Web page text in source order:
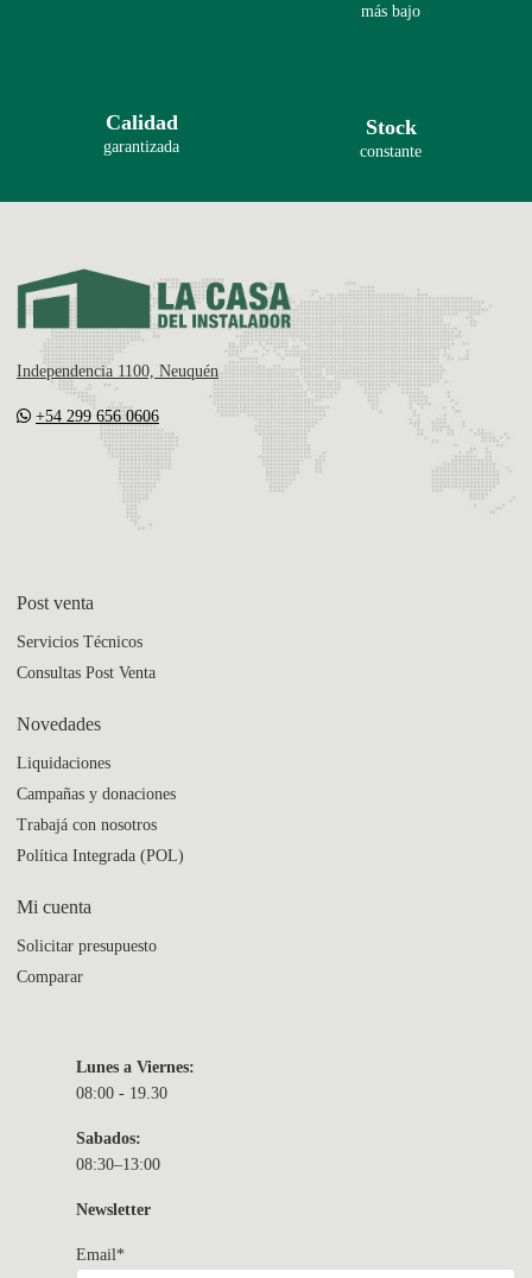
más bajo
Calidad
garantizada
Stock
constante
Independencia 1100, Neuquén
+54 299 656 0606
Post venta
Servicios Técnicos
Consultas Post Venta
Novedades
Liquidaciones
Campañas y donaciones
Trabajá con nosotros
Política Integrada (POL)
Mi cuenta
Solicitar presupuesto
Comparar
Lunes a Viernes:
08:00 - 19.30
Sabados:
08:30–13:00
Newsletter
Email*